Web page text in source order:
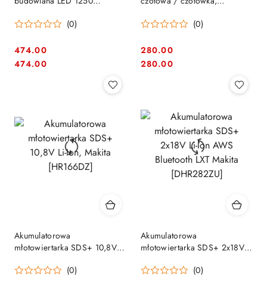
[DML812]
(0)
Cena:
474.00
Cena:
474.00
[DEBDML800] Li-Ion, LXT
(0)
Cena:
280.00
Cena:
280.00
Akumulatorowa
młotowiertarka SDS+ 10,8V
(0)
Akumulatorowa
młotowiertarka SDS+ 2x18V
Makita [DHR282ZU]
(0)